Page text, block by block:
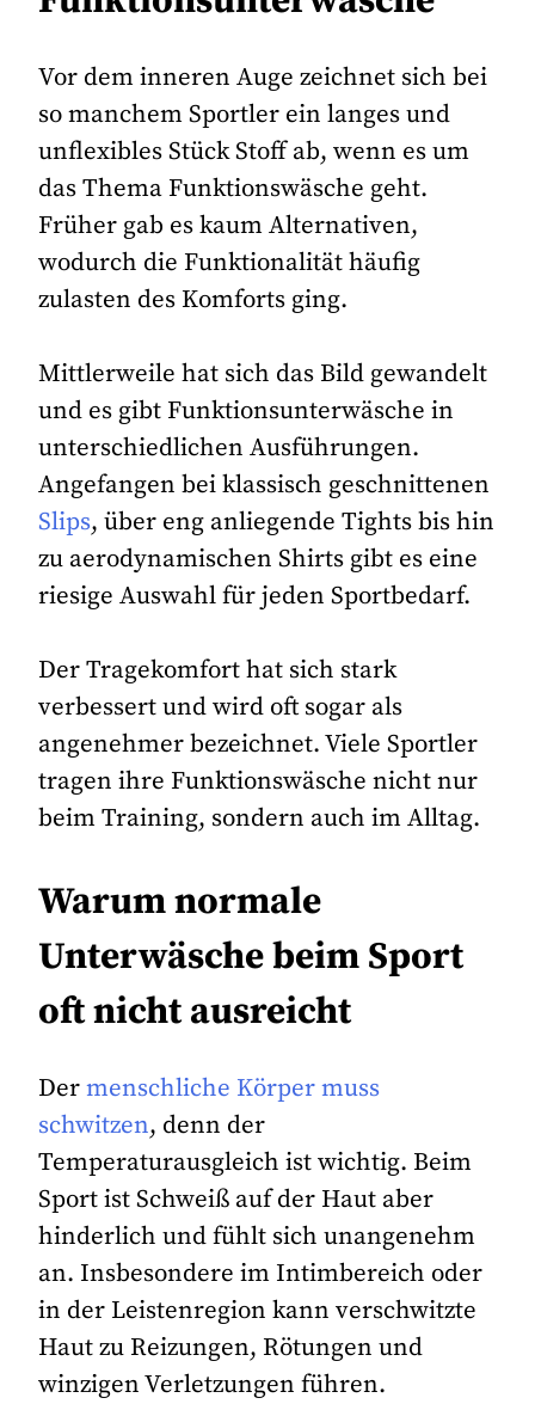
Vor dem inneren Auge zeichnet sich bei
so manchem Sportler ein langes und
unflexibles Stück Stoff ab, wenn es um
das Thema Funktionswäsche geht.
Früher gab es kaum Alternativen,
wodurch die Funktionalität häufig
zulasten des Komforts ging.
Mittlerweile hat sich das Bild gewandelt
und es gibt Funktionsunterwäsche in
unterschiedlichen Ausführungen.
Angefangen bei klassisch geschnittenen
Slips, über eng anliegende Tights bis hin
zu aerodynamischen Shirts gibt es eine
riesige Auswahl für jeden Sportbedarf.
Der Tragekomfort hat sich stark
verbessert und wird oft sogar als
angenehmer bezeichnet. Viele Sportler
tragen ihre Funktionswäsche nicht nur
beim Training, sondern auch im Alltag.
Warum normale
Unterwäsche beim Sport
oft nicht ausreicht
Dermenschliche Körper muss
schwitzen, denn der
Temperaturausgleich ist wichtig. Beim
Sport ist Schweiß auf der Haut aber
hinderlich und fühlt sich unangenehm
an. Insbesondere im Intimbereich oder
in der Leistenregion kann verschwitzte
Haut zu Reizungen, Rötungen und
winzigen Verletzungen führen.